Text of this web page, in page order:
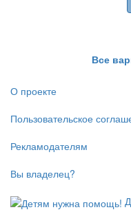
Все
О проекте
Пользовательское
Рекламодателям
Вы владелец?